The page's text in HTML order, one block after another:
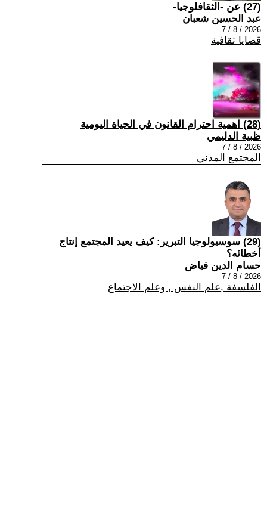
(27) عن -الثقافلوجيا-
عبد الحسين شعبان
2026 / 8 / 7
قضايا ثقافية
(28) اهمية احترام القانون في الحياة اليومية
ظبية الدليمي
2026 / 8 / 7
المجتمع المدني
(29) سوسيولوجيا التبرير: كيف يعيد المجتمع إنتاج
أخطائه؟
حسام الدين فياض
2026 / 8 / 7
الفلسفة ,علم النفس , وعلم الاجتماع